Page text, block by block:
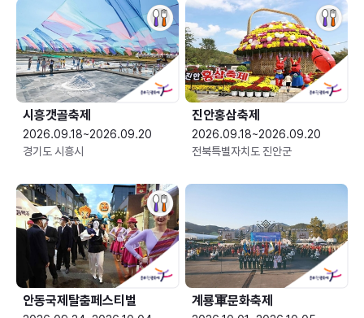
시흥갯골축제
2026.09.18~2026.09.20
경기도 시흥시
진안홍삼축제
2026.09.18~2026.09.20
전북특별자치도 진안군
안동국제탈춤페스티벌